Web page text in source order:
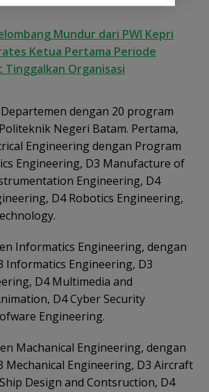
Mundur dari PWI Kepri
Ketua Pertama Periode
Tinggalkan Organisasi
dengan 20 program
Negeri Batam. Pertama,
Engineering dengan Program
Engineering, D3 Manufacture of
Engineering, D4
D4 Robotics Engineering,
Informatics Engineering, dengan
Informatics Engineering, D3
D4 Multimedia and
D4 Cyber Security
Engineering.
Machanical Engineering, dengan
Mechanical Engineering, D3 Aircraft
Design and Contsruction, D4